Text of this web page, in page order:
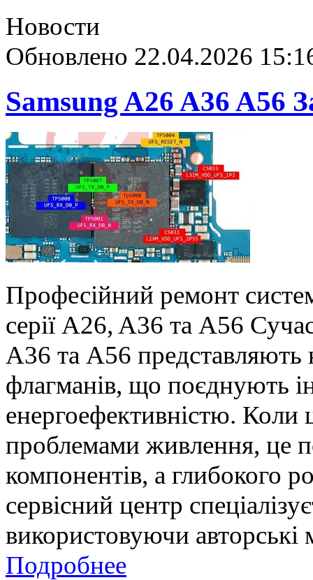
Новости
Обновлено 22.04.2026
Samsung A26 A36 A56
Професійний ремонт
серії A26, A36 та A56
A36 та A56 представляють
флагманів, що поєднують
енергоефективністю. Коли
проблемами живлення, це
компонентів, а глибокого
сервісний центр
використовуючи
Подробнее